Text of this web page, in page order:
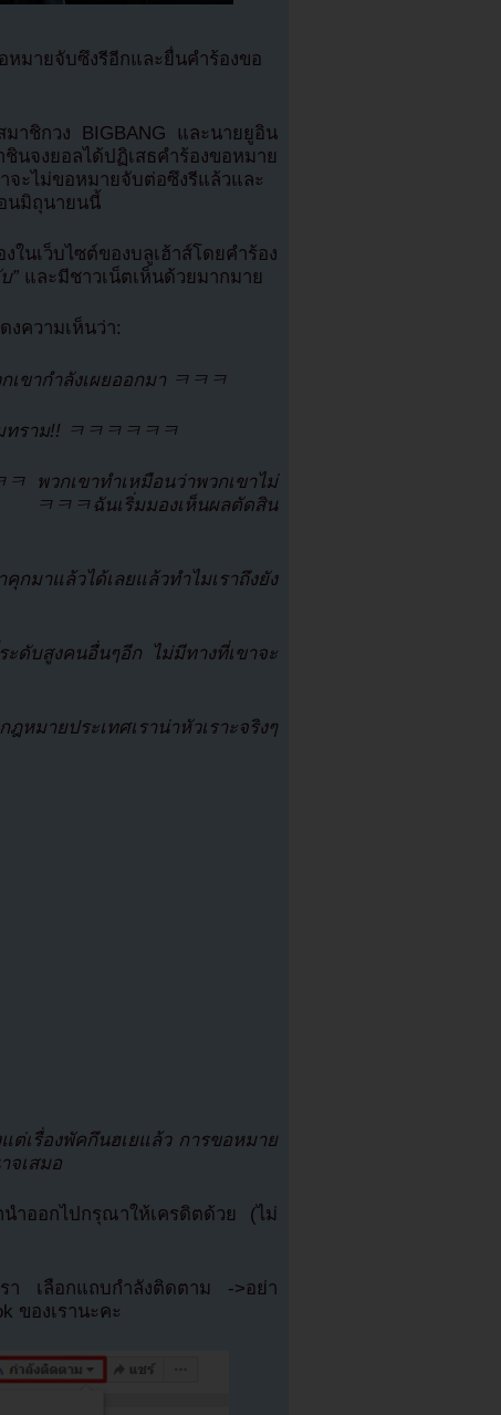
หมายจับซึงรีอีกและยื่นคำร้องขอ
าชิกวง BIGBANG และนายยูอิน
นจงยอลได้ปฏิเสธคำร้องขอหมาย
จะไม่ขอหมายจับต่อซึงรีแล้วและ
อนมิถุนายนนี้
เว็บไซต์ของบลูเฮ้าส์โดยคำร้อง
” และมีชาวเน็ตเห็นด้วยมากมาย
ความเห็นว่า:
ขากำลังเผยออกมา ㅋㅋㅋ
ราม!! ㅋㅋㅋㅋㅋㅋ
พวกเขาทำเหมือนว่าพวกเขาไม่
ㅋㅋㅋฉันเริ่มมองเห็นผลตัดสิน
คุกมาแล้วได้เลยแล้วทำไมเราถึงยัง
ะดับสูงคนอื่นๆอีก ไม่มีทางที่เขาจะ
หมายประเทศเราน่าหัวเราะจริงๆ
ต่เรื่องพัคกึนฮเยแล้ว การขอหมาย
จเสมอ
ำออกไปกรุณาให้เครดิตด้วย (ไม่
รา เลือกแถบกำลังติดตาม ->อย่า
ของเรานะคะ